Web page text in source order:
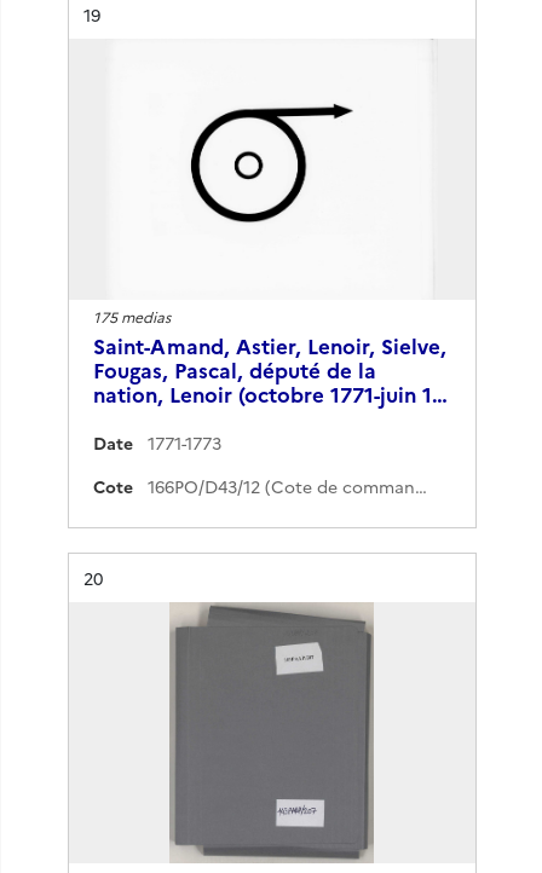
Résultat n°
19
175 medias
Saint-Amand, Astier, Lenoir, Sielve,
Fougas, Pascal, député de la
nation, Lenoir (octobre 1771-juin 1…
Date
1771-1773
Cote
166PO/D43/12 (Cote de commande)
Résultat n°
20